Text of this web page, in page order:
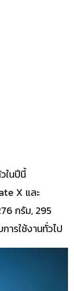
ในปีนี้
X และ
กรัม, 295
รใช้งานทั่วไป